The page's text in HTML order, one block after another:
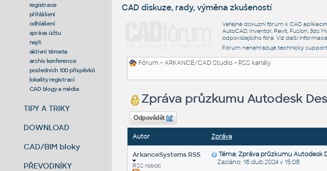
registrace
přihlášení
odhlášení
správa účtu
najít
aktivní témata
archiv konference
posledních 100 příspěvků
lokality registrací
CAD blogy a média
TIPY A TRIKY
DOWNLOAD
CAD/BIM bloky
PŘEVODNÍKY
CAD diskuze, rady, výměna zkušeností
Veřejné diskuzní fórum k CAD
AutoCAD, Inventor, Revit, Fusion, 3ds
odpovídajícího fóra. Viz další
Fórum nenahrazuje technický
Fórum >ARKANCE/CAD Studio> RSS kanály
Zpráva průzkumu Autodesk
Odpovědět
Autor Zpráva
ArkanceSystems RSS
RSS roboti
Téma: Zpráva průzkumu Autodesk
Zasláno: 16.dub.2024 v 15:08